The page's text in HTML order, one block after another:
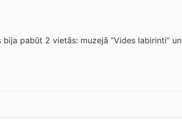
pabūt 2 vietās: muzejā “Vides labirinti” un